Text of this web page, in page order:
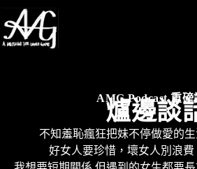
AMG Podcast 重磅
爐邊談
不知羞恥瘋狂把妹不停做愛的
好女人要珍惜，壞女人別浪費